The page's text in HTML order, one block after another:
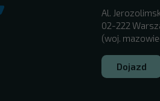
Al.
02-222
(woj.
Dojazd